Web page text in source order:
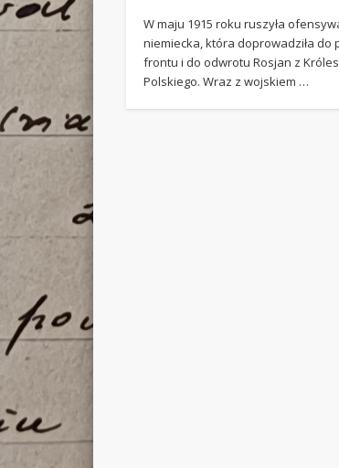
W maju 1915 roku ruszyła
niemiecka, która doprowadziła do
frontu i do odwrotu Rosjan z
Polskiego. Wraz z wojskiem …